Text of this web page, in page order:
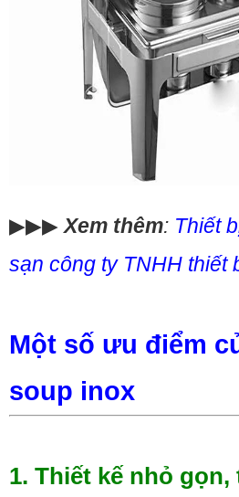
▶▶▶ Xem thêm: Thiết
sạn công ty TNHH thiết
Một số ưu điểm
soup inox
1. Thiết kế nhỏ